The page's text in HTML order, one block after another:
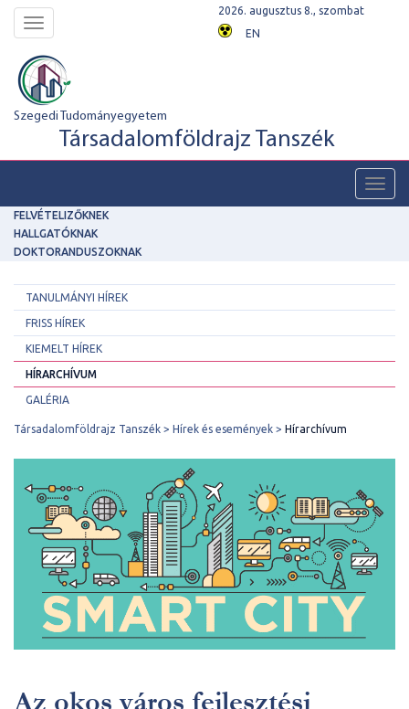
Toggle
navigation
2026. augusztus 8., szombat
EN
Szegedi Tudományegyetem
Társadalomföldrajz Tanszék
FELVÉTELIZŐKNEK
HALLGATÓKNAK
DOKTORANDUSZOKNAK
TANULMÁNYI HÍREK
FRISS HÍREK
KIEMELT HÍREK
HÍRARCHÍVUM
GALÉRIA
Társadalomföldrajz Tanszék Hírek és események Hírarchívum
Az okos város fejlesztési